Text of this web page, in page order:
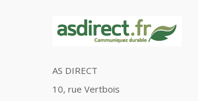
AS DIRECT
10, rue Vertbois